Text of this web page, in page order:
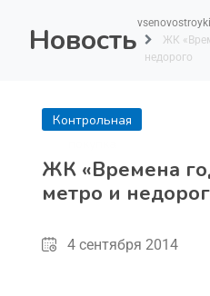
Новость
ЖК
недорого
Контрольная
ЖК «Времена
метро и
4 сентября 2014